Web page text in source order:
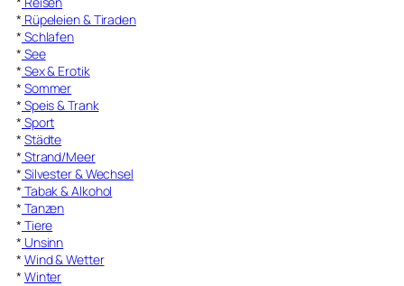
* Rüpeleien & Tiraden
* Schlafen
* See
* Sex & Erotik
* Sommer
* Speis & Trank
* Sport
* Städte
* Strand/Meer
* Silvester & Wechsel
* Tabak & Alkohol
* Tanzen
* Tiere
* Unsinn
* Wind & Wetter
* Winter